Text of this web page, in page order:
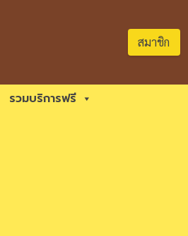
สมาชิก
รวมบริการฟรี